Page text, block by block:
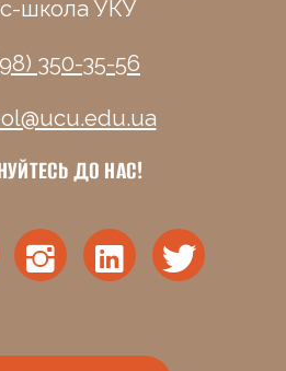
школа УКУ
350-35-56
ДО НАС!